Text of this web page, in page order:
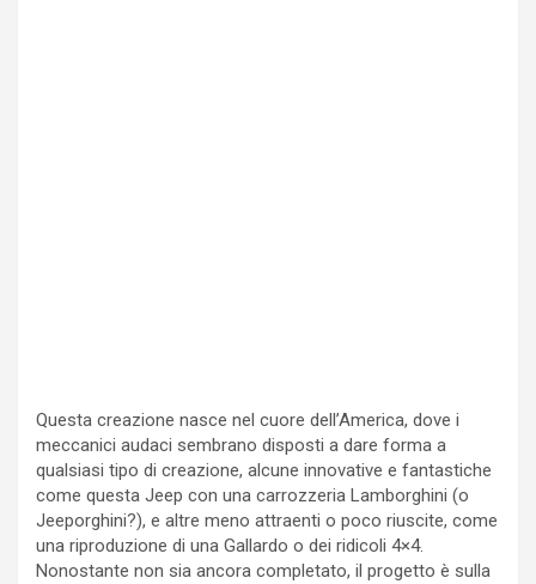
Questa creazione nasce nel cuore dell’America, dove i
meccanici audaci sembrano disposti a dare forma a
qualsiasi tipo di creazione, alcune innovative e fantastiche
come questa Jeep con una carrozzeria Lamborghini (o
Jeeporghini?), e altre meno attraenti o poco riuscite, come
una riproduzione di una Gallardo o dei ridicoli 4×4.
Nonostante non sia ancora completato, il progetto è sulla